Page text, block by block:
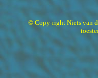
© Copy-right Niets van